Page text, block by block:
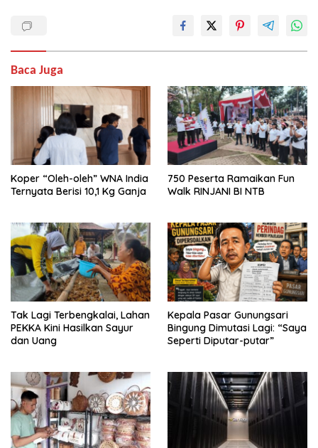
Baca Juga
Koper “Oleh-oleh” WNA India
Ternyata Berisi 10,1 Kg Ganja
750 Peserta Ramaikan Fun
Walk RINJANI BI NTB
Tak Lagi Terbengkalai, Lahan
PEKKA Kini Hasilkan Sayur
dan Uang
Kepala Pasar Gunungsari
Bingung Dimutasi Lagi: “Saya
Seperti Diputar-putar”